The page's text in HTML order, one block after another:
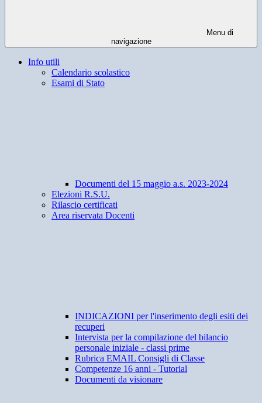
Menu di
navigazione
Info utili
Calendario scolastico
Esami di Stato
Documenti del 15 maggio a.s. 2023-2024
Elezioni R.S.U.
Rilascio certificati
Area riservata Docenti
INDICAZIONI per l'inserimento degli esiti dei
recuperi
Intervista per la compilazione del bilancio
personale iniziale - classi prime
Rubrica EMAIL Consigli di Classe
Competenze 16 anni - Tutorial
Documenti da visionare